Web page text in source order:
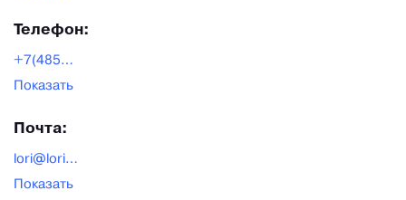
Телефон:
+7(4852)599-177
Показать
Почта:
lori@lori-toys.ru
Показать